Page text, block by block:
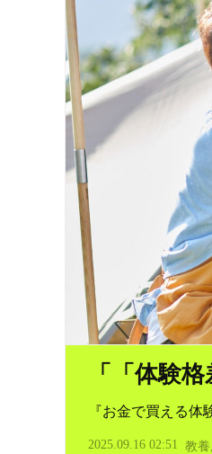
「「体験
『お金で買える
2025.09.16 02:51 教養